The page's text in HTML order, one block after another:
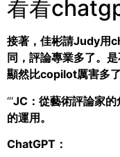
看看
接著，佳彬請Judy用
同，評論專業多了。
顯然比copilot厲害多了
“‘JC：從藝術評論家
的運用。
ChatGPT ：